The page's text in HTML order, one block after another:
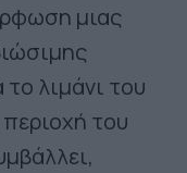
μιας
λιμάνι του
του